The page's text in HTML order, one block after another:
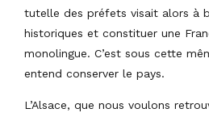
tutelle des préfets visait alors à
historiques et constituer une
monolingue. C’est sous cette
entend conserver le pays.
L’Alsace, que nous voulons